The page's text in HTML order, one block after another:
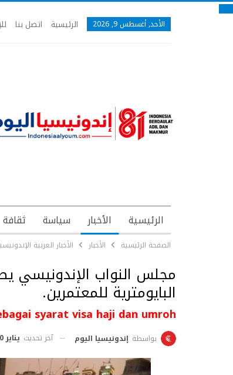
الأحد, أغسطس 9, 2026 الرئيسية اتصل بنا
الرئيسية الأخبار سياسة ثقافة
الصفحة الرئيسية الأخبار الأخبار العربية
مجلس النواب الإندونيسي
البايومترية للمعتمرين.
syarat visa haji dan umroh
بواسطة إندونيسيا اليوم آخر تحديث يناير 30, 2019